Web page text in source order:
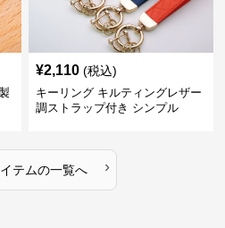
¥2,110 (税込)
キーリング キルティングレザー
調ストラップ付き シンプル
テムの一覧へ ›